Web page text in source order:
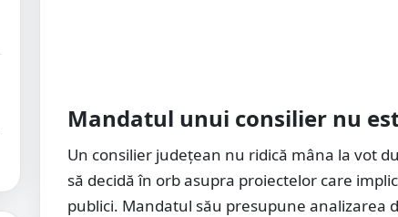
Mandatul unui consilier nu
Un consilier județean nu ridică mâna la vot
să decidă în orb asupra proiectelor care
publici. Mandatul său presupune analizarea